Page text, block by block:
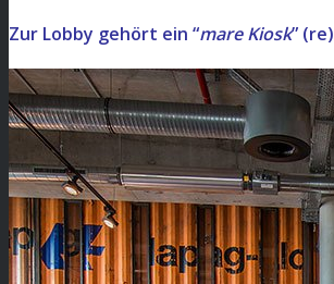
Zur Lobby gehört ein “mare Kiosk” (re)